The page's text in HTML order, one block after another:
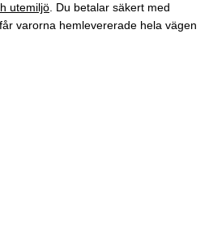
utemiljö. Du betalar säkert med
varorna hemlevererade hela vägen